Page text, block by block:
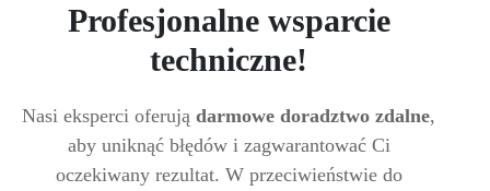
Profesjonalne wsparcie
techniczne!
Nasi eksperci oferują darmowe doradztwo zdalne,
aby uniknąć błędów i zagwarantować Ci
oczekiwany rezultat. W przeciwieństwie do